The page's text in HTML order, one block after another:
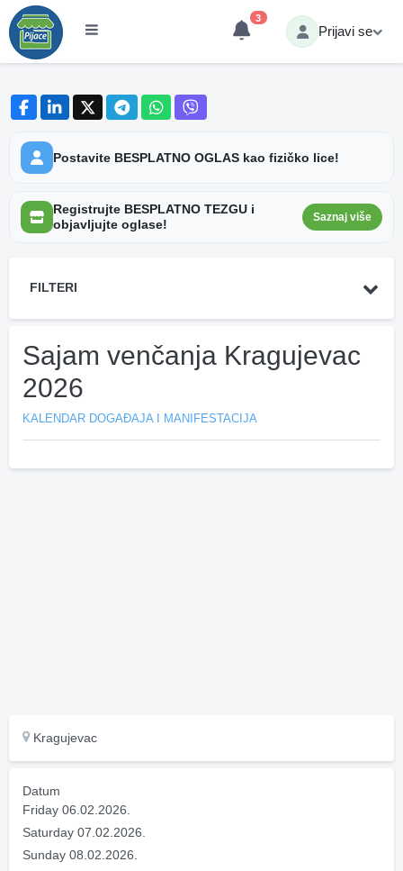
3
Prijavi se
Postavite BESPLATNO OGLAS kao fizičko lice!
Registrujte BESPLATNO TEZGU i
objavljujte oglase!
Saznaj više
FILTERI
Sajam venčanja Kragujevac
2026
KALENDAR DOGAĐAJA I MANIFESTACIJA
Kragujevac
Datum
Friday 06.02.2026.
Saturday 07.02.2026.
Sunday 08.02.2026.